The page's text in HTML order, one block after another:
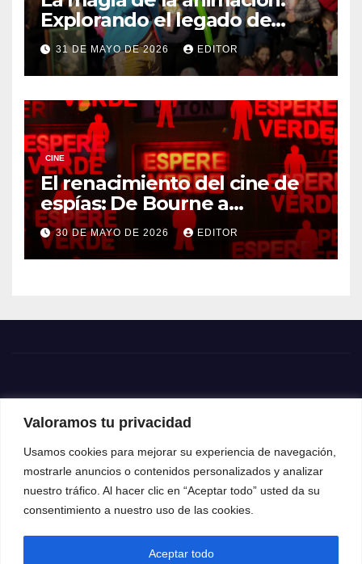
Valoramos tu privacidad
Usamos cookies para mejorar su experiencia de navegación,
mostrarle anuncios o contenidos personalizados y analizar
nuestro tráfico. Al hacer clic en “Aceptar todo” usted da su
consentimiento a nuestro uso de las cookies.
Aceptar todo
Explorando el legado de
DreamWorks
31 DE MAYO DE 2026 EDITOR
CINE
El renacimiento del cine de
espías: De Bourne a
Treadstone
30 DE MAYO DE 2026 EDITOR